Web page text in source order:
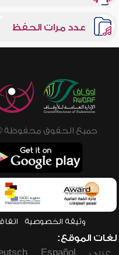
عدد مرات الحفظ
جميع الحقوق محفوظة © 2026 - 1998 لشبكة إسلام
وثيقة الخصوصية
لغات الموقع:
عربي
Español